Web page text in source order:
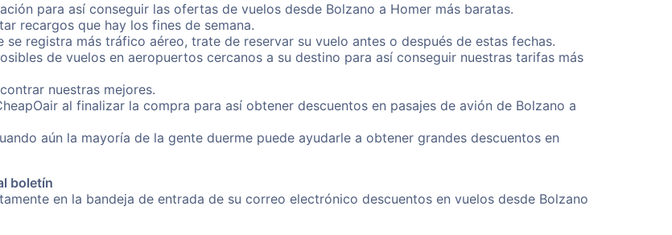
para así conseguir las ofertas de vuelos desde Bolzano a Homer más baratas.
recargos que hay los fines de semana.
registra más tráfico aéreo, trate de reservar su vuelo antes o después de estas fechas.
de vuelos en aeropuertos cercanos a su destino para así conseguir nuestras tarifas más
nuestras mejores.
al finalizar la compra para así obtener descuentos en pasajes de avión de Bolzano a
aún la mayoría de la gente duerme puede ayudarle a obtener grandes descuentos en
boletín
en la bandeja de entrada de su correo electrónico descuentos en vuelos desde Bolzano